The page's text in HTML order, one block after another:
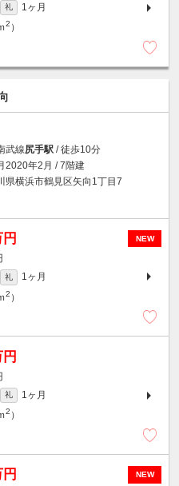
礼
1ヶ月
2 ）
武線尻手駅 / 徒歩10分
2020年2月 / 7階建
県横浜市鶴見区矢向1丁目7
NEW
礼
1ヶ月
2 ）
礼
1ヶ月
2 ）
NEW